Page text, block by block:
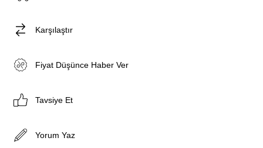
Karşılaştır
Fiyat Düşünce Haber Ver
Tavsiye Et
Yorum Yaz